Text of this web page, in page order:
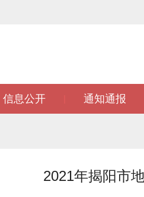
信息公开 通知通报
2021年揭阳市